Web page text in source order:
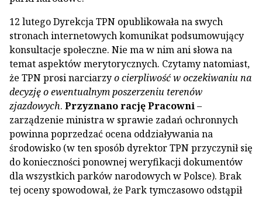
12 lutego Dyrekcja TPN opublikowała na swych
stronach internetowych komunikat podsumowujący
konsultacje społeczne. Nie ma w nim ani słowa na
temat aspektów merytorycznych. Czytamy natomiast,
że TPN prosi narciarzyo cierpliwość w oczekiwaniu na
decyzję o ewentualnym poszerzeniu terenów
zjazdowych. Przyznano rację Pracowni–
zarządzenie ministra w sprawie zadań ochronnych
powinna poprzedzać ocena oddziaływania na
środowisko (w ten sposób dyrektor TPN przyczynił się
do konieczności ponownej weryfikacji dokumentów
dla wszystkich parków narodowych w Polsce). Brak
tej oceny spowodował, że Park tymczasowo odstąpił